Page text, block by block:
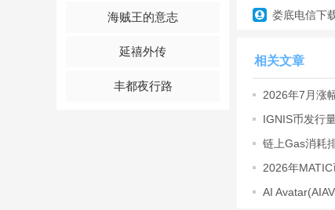
海贼王的意志
延禧外传
丰都夜行路
游戏亮点
1、手机服饰的
3、自在的游戏
游戏特色
娄底电信下
相关文章
2026年7月涨
IGNIS币发行
链上Gas消耗
2026年
AI